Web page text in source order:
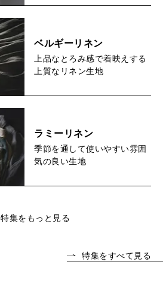
ベルギーリネン
上品なとろみ感で着映えする
上質なリネン生地
ラミーリネン
季節を通して使いやすい雰囲
気の良い生地
特集をもっと見る
特集をすべて見る